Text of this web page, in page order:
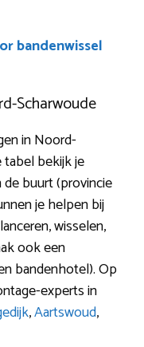
bandenwissel
Scharwoude
in Noord-
tabel bekijk je
buurt (provincie
je helpen bij
wisselen,
ook een
bandenhotel). Op
experts in
,Aartswoud,